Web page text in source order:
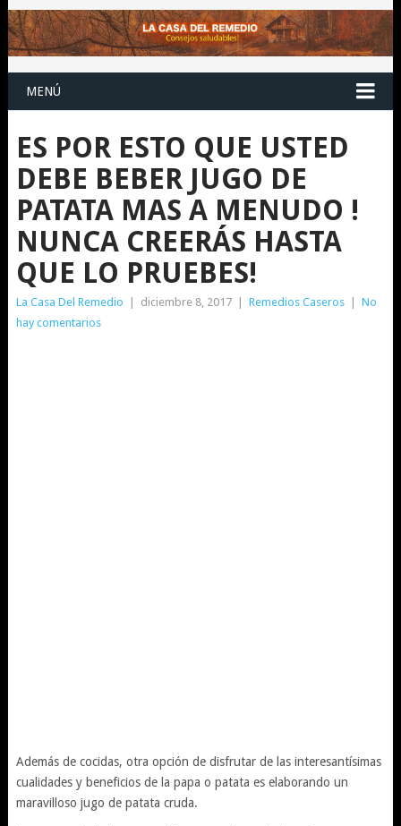
MENÚ
ES POR ESTO QUE USTED
DEBE BEBER JUGO DE
PATATA MAS A MENUDO !
NUNCA CREERÁS HASTA
QUE LO PRUEBES!
La Casa Del Remedio diciembre 8, 2017 Remedios Caseros
No
hay comentarios
Además de cocidas, otra opción de disfrutar de las interesantísimas
cualidades y beneficios de la papa o patata es elaborando un
maravilloso jugo de patata cruda.